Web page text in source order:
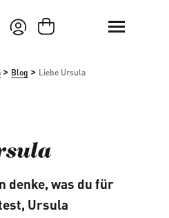
> Blog > Liebe Ursula
denke, was du für
Ursula